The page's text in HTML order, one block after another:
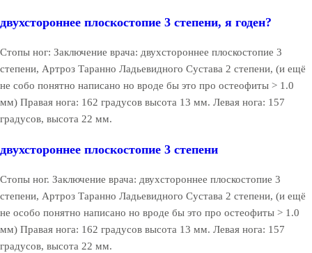
двухстороннее плоскостопие 3 степени, я годен?
Стопы ног: Заключение врача: двухстороннее плоскостопие 3
степени, Артроз Таранно Ладьевидного Сустава 2 степени, (и ещё
не собо понятно написано но вроде бы это про остеофиты > 1.0
мм) Правая нога: 162 градусов высота 13 мм. Левая нога: 157
градусов, высота 22 мм.
двухстороннее плоскостопие 3 степени
Стопы ног. Заключение врача: двухстороннее плоскостопие 3
степени, Артроз Таранно Ладьевидного Сустава 2 степени, (и ещё
не особо понятно написано но вроде бы это про остеофиты > 1.0
мм) Правая нога: 162 градусов высота 13 мм. Левая нога: 157
градусов, высота 22 мм.